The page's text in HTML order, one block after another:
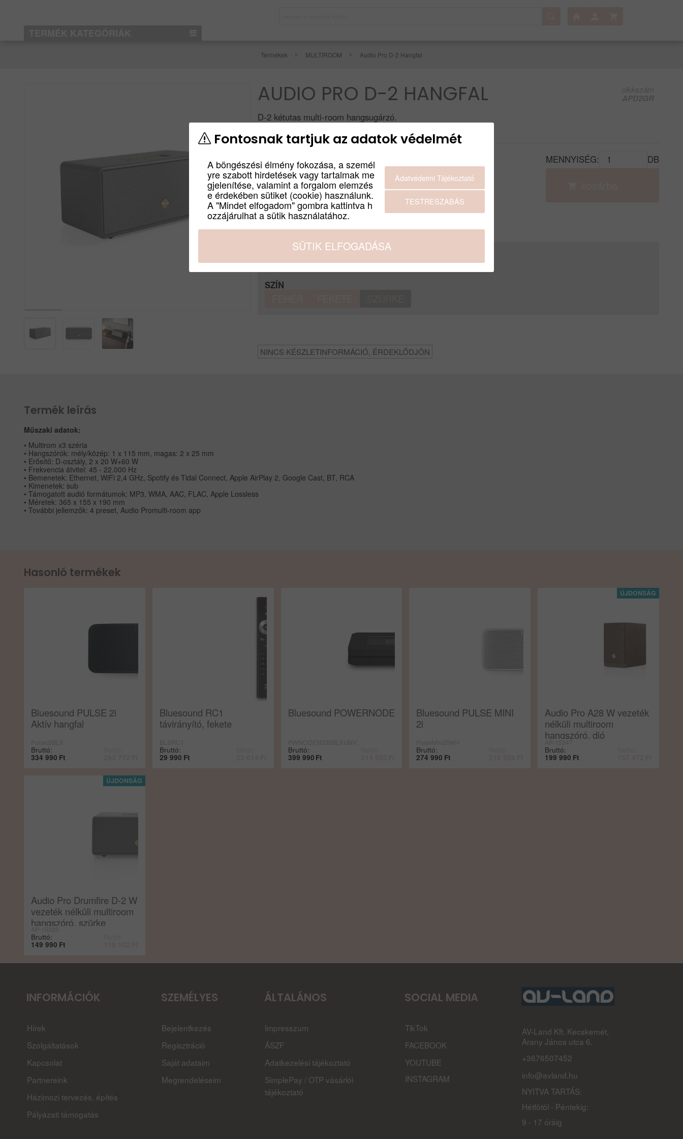
Termékek MULTIROOM Audio Pro D-2 Hangfal
AUDIO PRO D-2 HANGFAL
D-2 kétutas multi-room hangsugárzó.
Bruttó:
134 900Ft
Nettó:
106 220Ft
SZÜRKE
AKCIÓ / ÚJDONSÁG
AKCIÓ
MENNYISÉG: DB
Egyéb termék verziók
SZÍN
NINCS KÉSZLETINFORMÁCIÓ, ÉRDEKLŐDJÖN
Termék leírás
Műszaki adatok:
• Multirom x3 széria
• Hangszórók: mély/közép: 1 x 115 mm, magas: 2 x 25 mm
• Erősítő: D-osztály, 2 x 20 W+60 W
• Frekvencia átvitel: 45 - 22.000 Hz
• Bemenetek: Ethernet, WiFi 2,4 GHz, Spotify és Tidal Connect, Apple AirPlay 2, Google Cast, BT, RCA
• Kimenetek: sub
• Támogatott audió formátumok: MP3, WMA, AAC, FLAC, Apple Lossless
• Méretek: 365 x 155 x 190 mm
• További jellemzők: 4 preset, Audio Promulti-room app
Hasonló termékek
Bluesound PULSE 2i
Aktív hangfal
Bruttó:
334 990 Ft
Bluesound RC1
távirányító, fekete
Bruttó:
29 990 Ft
Bluesound POWERNODE
Bruttó:
399 990 Ft
Bluesound PULSE MINI
2i
Bruttó:
274 990 Ft
Audio Pro A28 W vezeték
nélküli multiroom
hangszóró, dió
Bruttó:
199 990 Ft
Audio Pro Drumfire D-2 W
vezeték nélküli multiroom
hangszóró, szürke
Bruttó:
149 990 Ft
INFORMÁCIÓK
Hírek
Szolgáltatások
Kapcsolat
Partnereink
Házimozi tervezés, építés
Pályázati támogatás
SZEMÉLYES
Bejelentkezés
Regisztráció
Saját adataim
Megrendeléseim
ÁLTALÁNOS
Impresszum
ÁSZF
Adatkezelési tájékoztató
SimplePay / OTP vásárlói
tájékoztató
SOCIAL MEDIA
TikTok
FACEBOOK
YOUTUBE
INSTAGRAM
AV-Land Kft. Kecskemét,
Arany János utca 6.
+3676507452
info@avland.hu
NYITVA TARTÁS:
Hétfõtõl - Péntekig:
9 - 17 óráig
Fontosnak tartjuk az adatok védelmét
A böngészési élmény fokozása, a személ
yre szabott hirdetések vagy tartalmak me
gjelenítése, valamint a forgalom elemzés
e érdekében sütiket (cookie) használunk.
A "Mindet elfogadom" gombra kattintva h
ozzájárulhat a sütik használatához.
Adatvédelmi Tájékoztató
TESTRESZABÁS
SÜTIK ELFOGADÁSA